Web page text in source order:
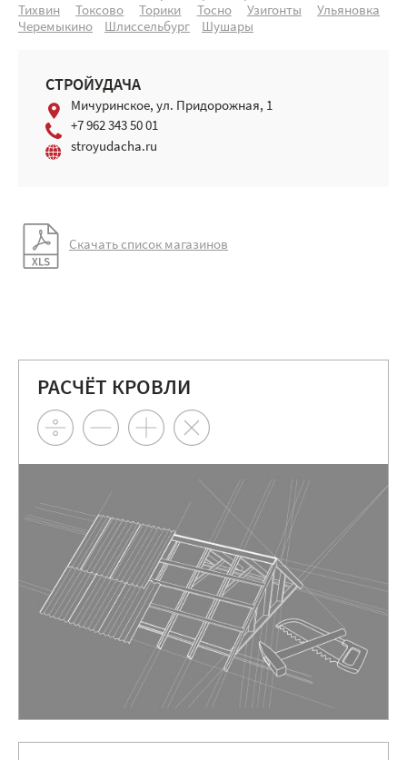
Тихвин
Токсово Торики Тосно Узигонты
Ульяновка
Черемыкино
Шлиссельбург Шушары
СТРОЙУДАЧА
Мичуринское, ул. Придорожная, 1
+7 962 343 50 01
stroyudacha.ru
Скачать список магазинов
РАСЧЁТ КРОВЛИ